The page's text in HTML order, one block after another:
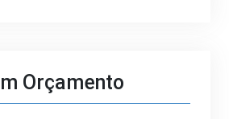
Orçamento